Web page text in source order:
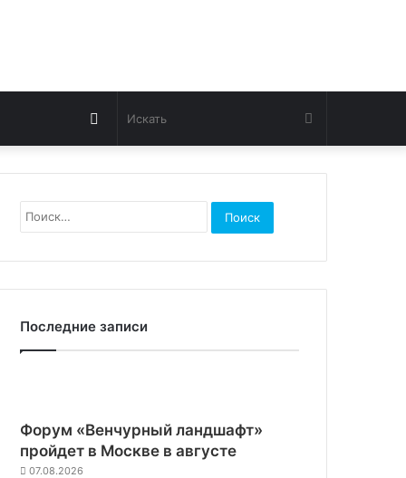
Искать
Switch
skin
Найти:
Последние записи
Форум «Венчурный ландшафт»
пройдет в Москве в августе
07.08.2026